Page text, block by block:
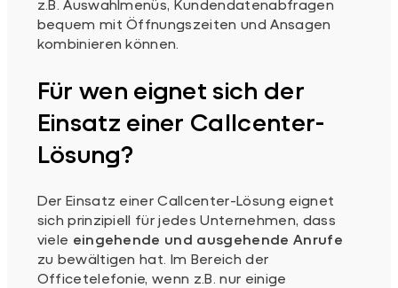
z.B. Auswahlmenüs, Kundendatenabfragen
bequem mit Öffnungszeiten und Ansagen
kombinieren können.
Für wen eignet sich der
Einsatz einer Callcenter-
Lösung?
Der Einsatz einer Callcenter-Lösung eignet
sich prinzipiell für jedes Unternehmen, dass
viele eingehende und ausgehende Anrufe
zu bewältigen hat. Im Bereich der
Officetelefonie, wenn z.B. nur einige